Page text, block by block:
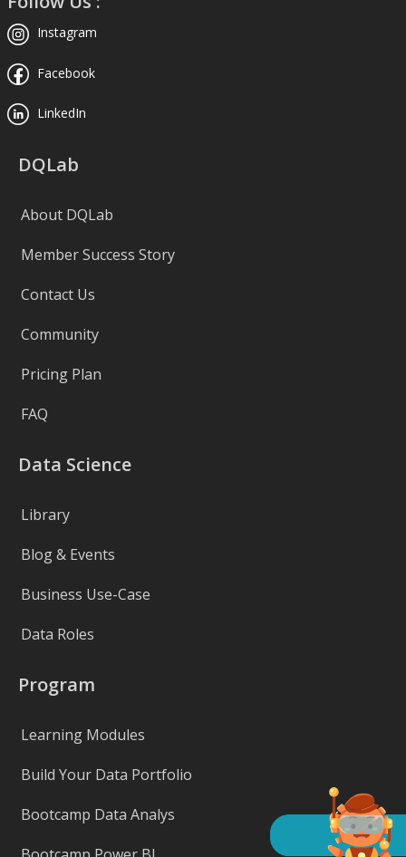
Instagram
Facebook
LinkedIn
DQLab
About DQLab
Member Success Story
Contact Us
Community
Pricing Plan
FAQ
Data Science
Library
Blog & Events
Business Use-Case
Data Roles
Program
Learning Modules
Build Your Data Portfolio
Bootcamp Data Analys